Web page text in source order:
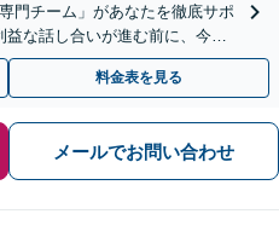
門チーム」があなたを徹底サポ
な話し合いが進む前に、今す
料金表を見る
メールでお問い合わせ